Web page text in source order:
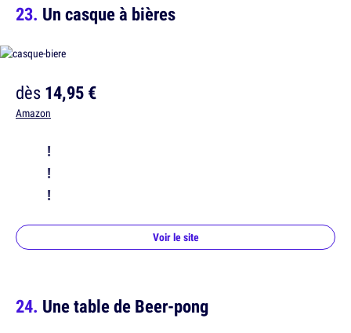
Un casque à bières
dès14,95 €
Amazon
!
!
!
Voir le site
Une table de Beer-pong